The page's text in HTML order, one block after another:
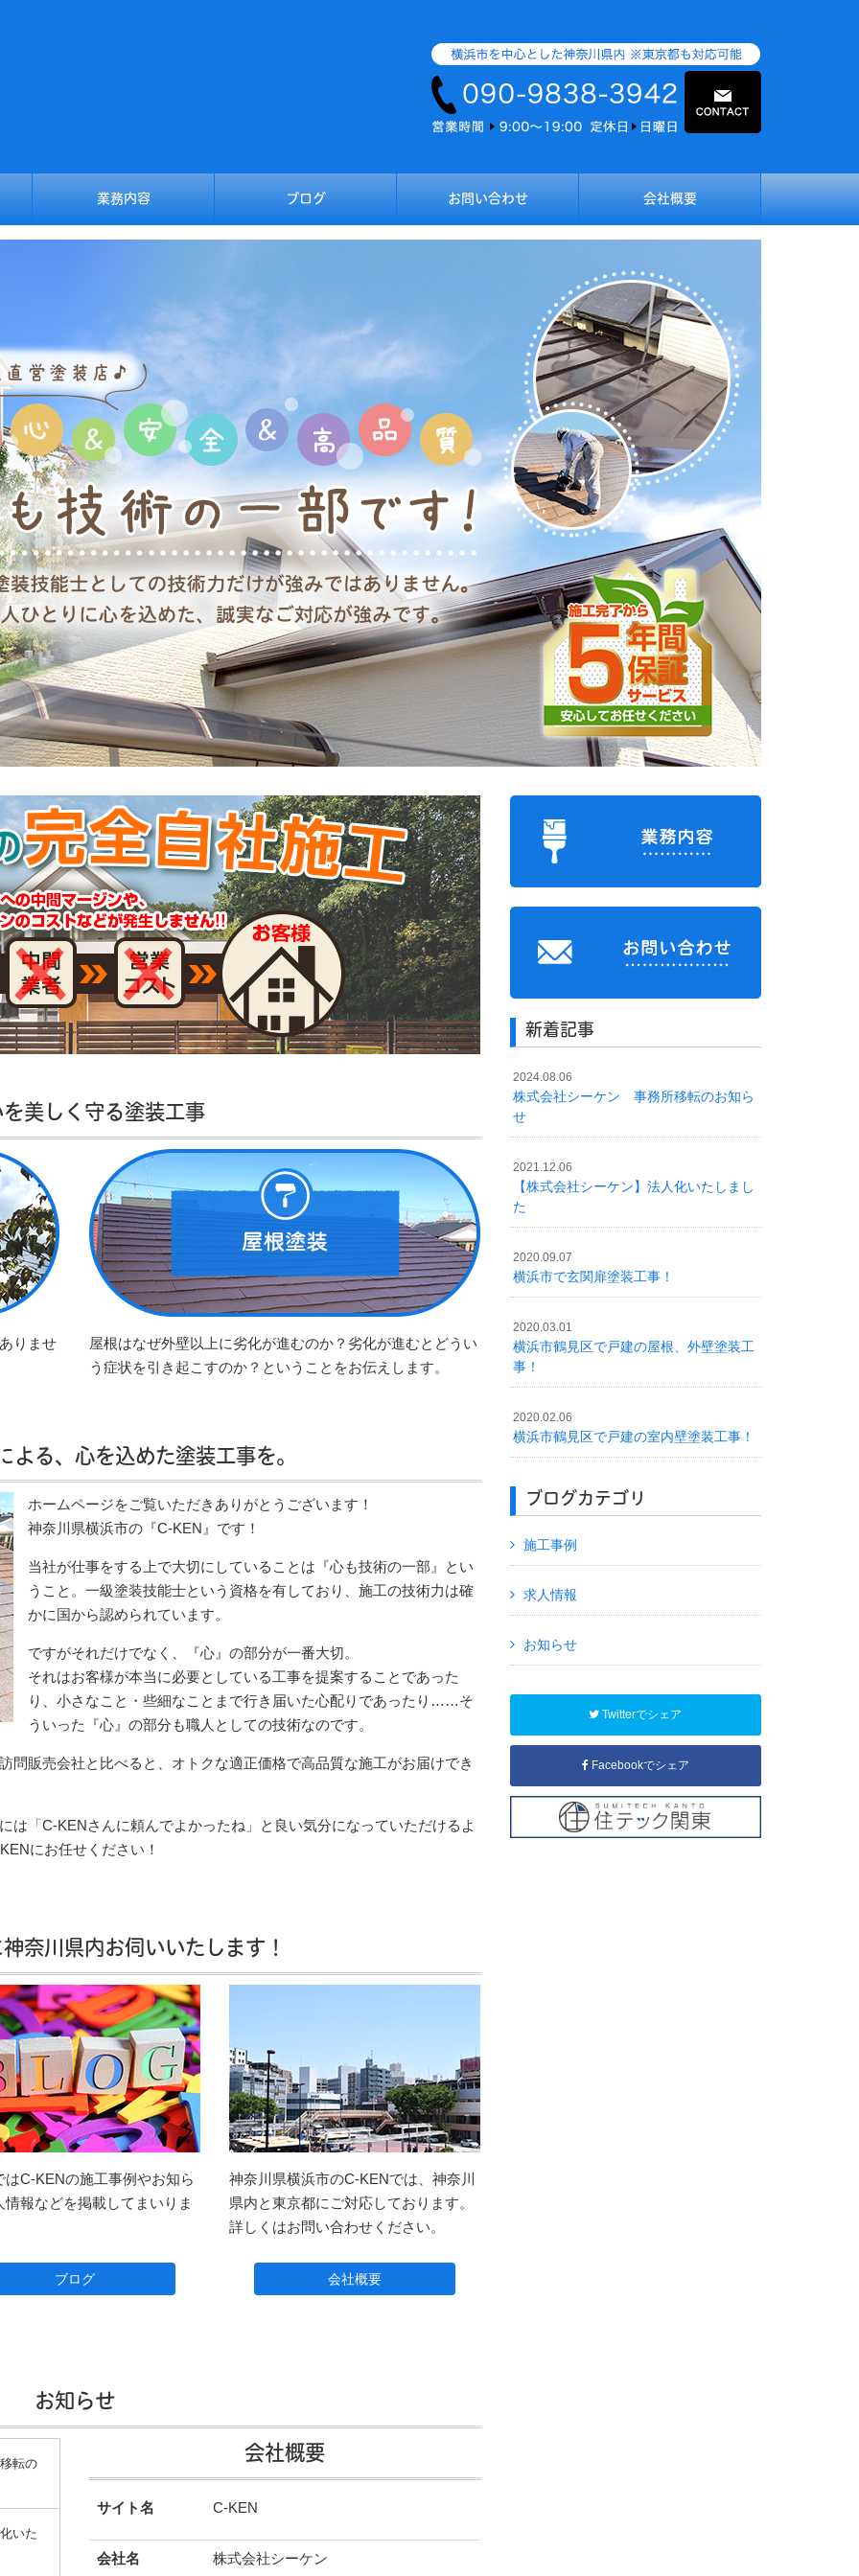
業務内容 ブログ お問い合わせ 会社概要
美しく守る塗装工事
りませ
屋根はなぜ外壁以上に劣化が進むのか？劣化が進むとどうい
う症状を引き起こすのか？ということをお伝えします。
よる、心を込めた塗装工事を。
ホームページをご覧いただきありがとうございます！
神奈川県横浜市の『C-KEN』です！
当社が仕事をする上で大切にしていることは『心も技術の一部』とい
うこと。一級塗装技能士という資格を有しており、施工の技術力は確
かに国から認められています。
ですがそれだけでなく、『心』の部分が一番大切。
それはお客様が本当に必要としている工事を提案することであった
り、小さなこと・些細なことまで行き届いた心配りであったり……そ
ういった『心』の部分も職人としての技術なのです。
問販売会社と比べると、オトクな適正価格で高品質な施工がお届けでき
は「C-KENさんに頼んでよかったね」と良い気分になっていただけるよ
にお任せください！
奈川県内お伺いいたします！
はC-KENの施工事例やお知ら
情報などを掲載してまいりま
ブログ
神奈川県横浜市のC-KENでは、神奈川
県内と東京都にご対応しております。
詳しくはお問い合わせください。
会社概要
お知らせ
転の
いた
会社概要
サイト名 C-KEN
会社名 株式会社シーケン
新着記事
2024.08.06
株式会社シーケン 事務所移転のお知ら
せ
2021.12.06
【株式会社シーケン】法人化いたしまし
た
2020.09.07
横浜市で玄関扉塗装工事！
2020.03.01
横浜市鶴見区で戸建の屋根、外壁塗装工
事！
2020.02.06
横浜市鶴見区で戸建の室内壁塗装工事！
ブログカテゴリ
施工事例
求人情報
お知らせ
Twitterでシェア
Facebookでシェア